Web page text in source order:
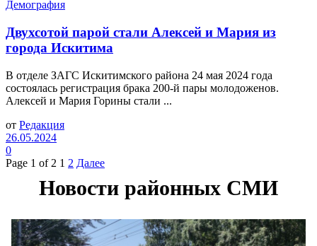
Демография
Двухсотой парой стали Алексей и Мария из
города Искитима
В отделе ЗАГС Искитимского района 24 мая 2024 года
состоялась регистрация брака 200-й пары молодоженов.
Алексей и Мария Горины стали ...
от Редакция
26.05.2024
0
Page 1 of 2 1 2 Далее